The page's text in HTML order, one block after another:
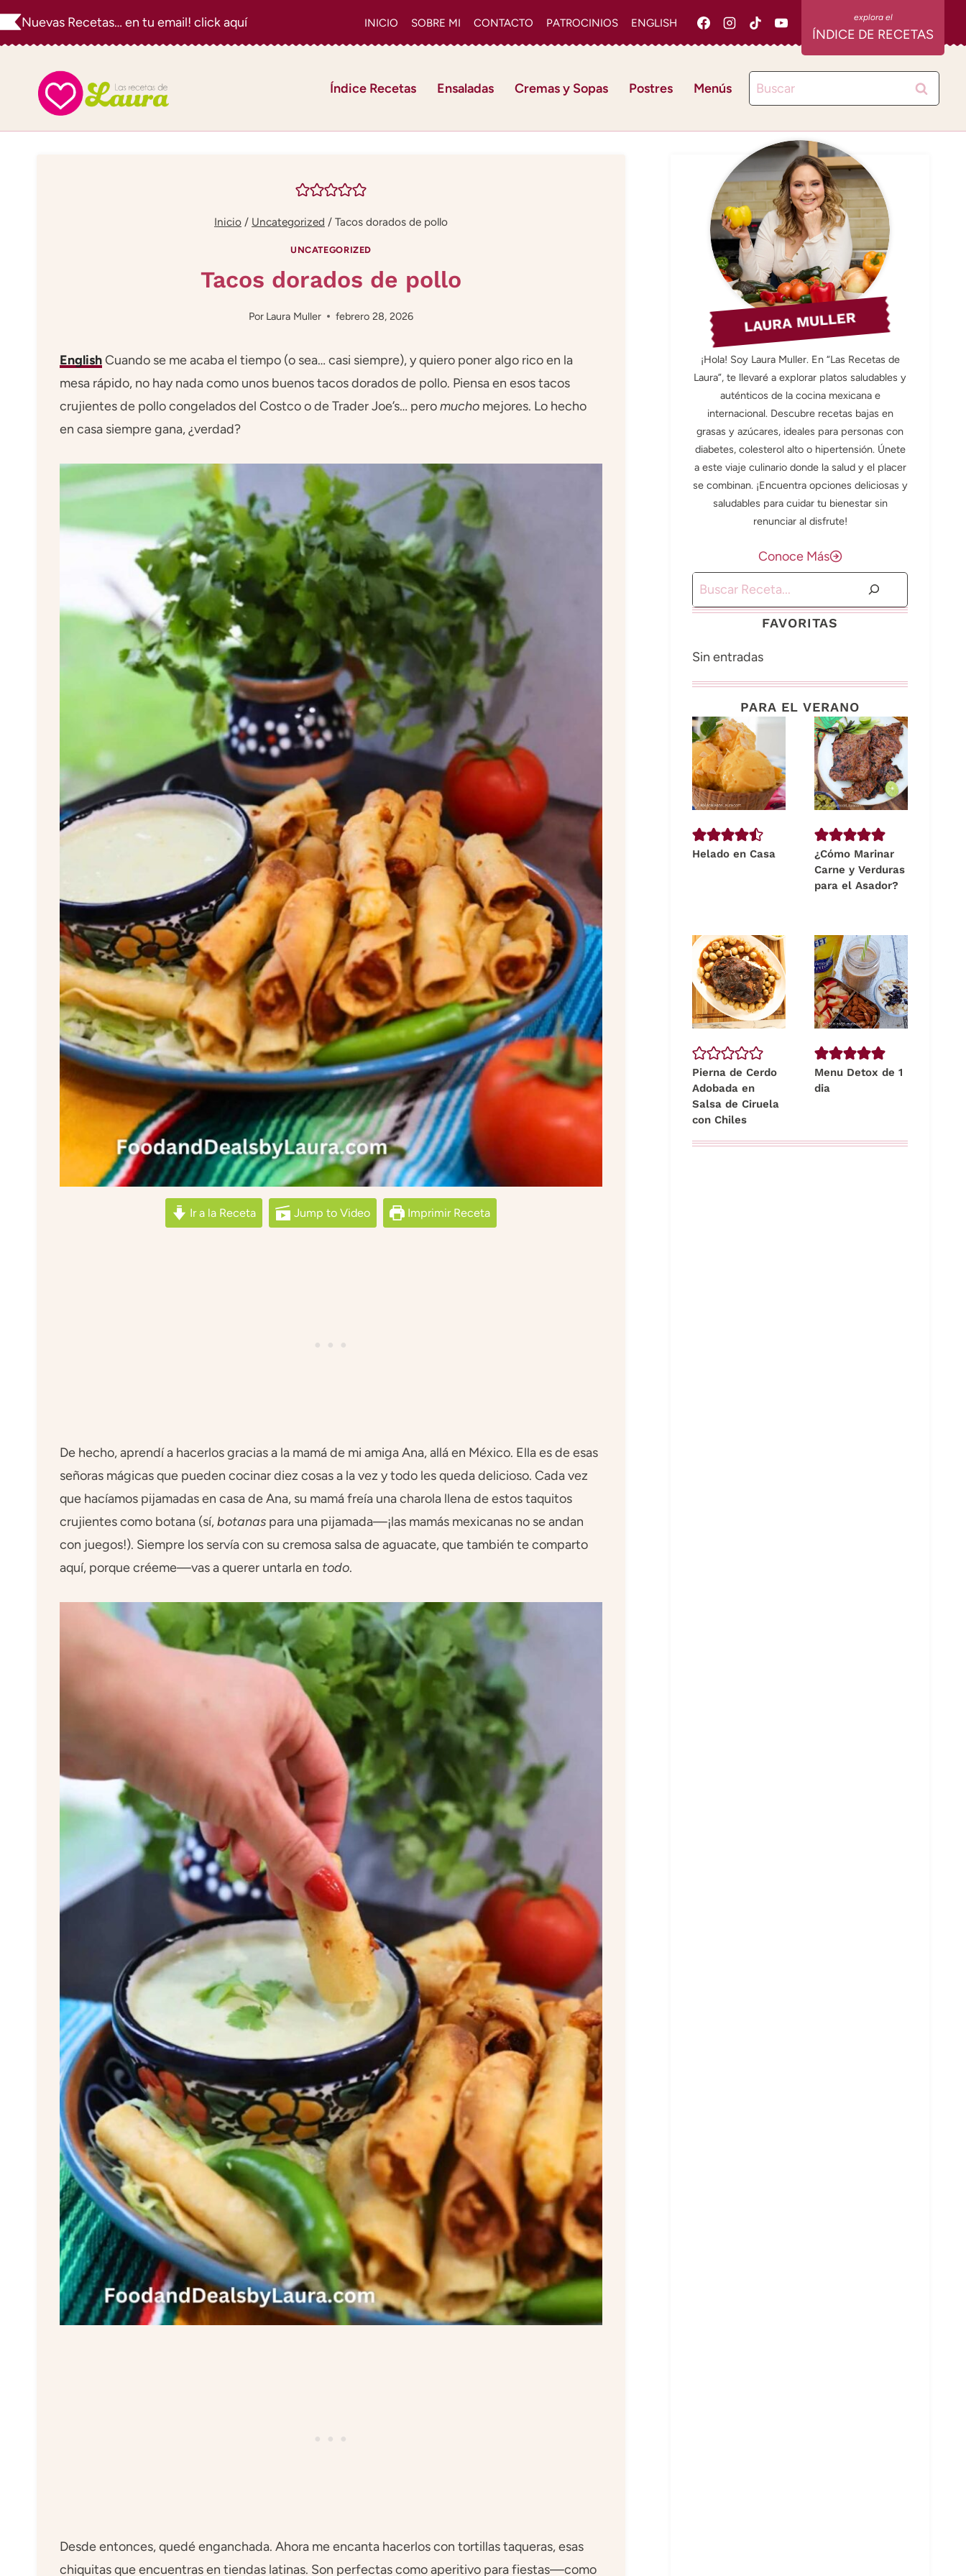
Saltar
al
Nuevas Recetas… en tu email! click aquí INICIO SOBRE MI CONTACTO PATROCINIOS ENGLISH
ÍNDICE DE RECETAS
Índice Recetas Ensaladas Cremas y Sopas Postres Menús Buscar:
Inicio / Uncategorized / Tacos dorados de pollo
UNCATEGORIZED
Tacos dorados de pollo
Por Laura Muller febrero 28, 2026
EnglishCuando se me acaba el tiempo (o sea… casi siempre), y quiero poner algo rico en la
mesa rápido, no hay nada como unos buenos tacos dorados de pollo. Piensa en esos tacos
crujientes de pollo congelados del Costco o de Trader Joe’s… peromucho mejores. Lo hecho
en casa siempre gana, ¿verdad?
Ir a la Receta Jump to Video Imprimir Receta
De hecho, aprendí a hacerlos gracias a la mamá de mi amiga Ana, allá en México. Ella es de esas
señoras mágicas que pueden cocinar diez cosas a la vez y todo les queda delicioso. Cada vez
que hacíamos pijamadas en casa de Ana, su mamá freía una charola llena de estos taquitos
crujientes como botana (sí,botanas para una pijamada—¡las mamás mexicanas no se andan
con juegos!). Siempre los servía con su cremosa salsa de aguacate, que también te comparto
aquí, porque créeme—vas a querer untarla en todo.
Desde entonces, quedé enganchada. Ahora me encanta hacerlos con tortillas taqueras, esas
chiquitas que encuentras en tiendas latinas. Son perfectas como aperitivo para fiestas—como
LAURA MULLER
¡Hola! Soy Laura Muller. En “Las Recetas de
Laura”, te llevaré a explorar platos saludables y
auténticos de la cocina mexicana e
internacional. Descubre recetas bajas en
grasas y azúcares, ideales para personas con
diabetes, colesterol alto o hipertensión. Únete
a este viaje culinario donde la salud y el placer
se combinan. ¡Encuentra opciones deliciosas y
saludables para cuidar tu bienestar sin
renunciar al disfrute!
Conoce Más
Buscar
FAVORITAS
Sin entradas
PARA EL VERANO
Helado en Casa
¿Cómo Marinar
Carne y Verduras
para el Asador?
Pierna de Cerdo
Adobada en
Salsa de Ciruela
con Chiles
Menu Detox de 1
dia